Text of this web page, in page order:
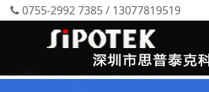
0755-2992 7385 / 13077819519